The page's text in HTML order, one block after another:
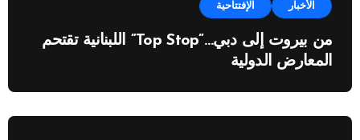
الأخبار الإفتتاحية
من بيروت إلى دبي…”Top Stop” اللبنانية تقتحم
المعارض الدولية